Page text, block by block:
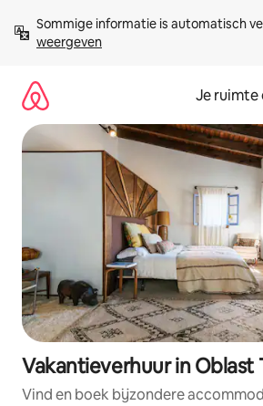
direct
naar
Sommige informatie is automatisch
weergeven
Je
Vakantieverhuur in Oblast
Vind en boek bijzondere